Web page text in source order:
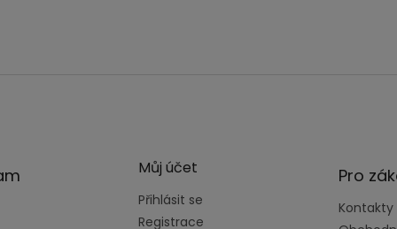
Můj účet
Přihlásit se
Registrace
Pro
Kontakty